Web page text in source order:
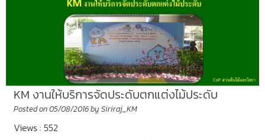
KM งานให้บริการจัดประดับตกแต่งไม้ประดับ
Posted on05/08/2016by Siriraj_KM
Views : 552